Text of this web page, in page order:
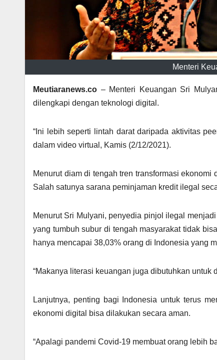
Menteri
Meutiaranews.co – Menteri Keuangan Sri
dilengkapi dengan teknologi digital.
“Ini lebih seperti lintah darat daripada aktivitas
dalam video virtual, Kamis (2/12/2021).
Menurut diam di tengah tren transformasi
Salah satunya sarana peminjaman kredit ilegal
Menurut Sri Mulyani, penyedia pinjol ilegal
yang tumbuh subur di tengah masyarakat tidak
hanya mencapai 38,03% orang di Indonesia yang
“Makanya literasi keuangan juga dibutuhkan untuk
Lanjutnya, penting bagi Indonesia untuk terus
ekonomi digital bisa dilakukan secara aman.
“Apalagi pandemi Covid-19 membuat orang lebih